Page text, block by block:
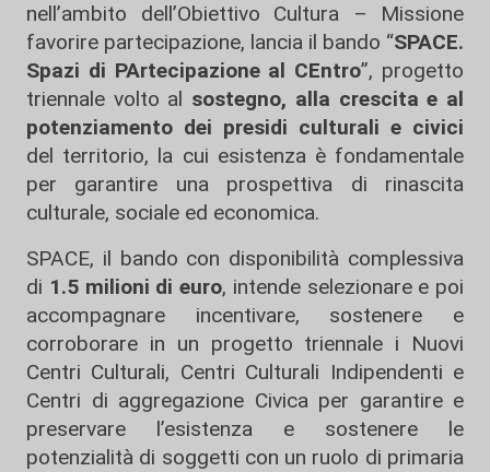
nell’ambito dell’Obiettivo Cultura – Missione
favorire partecipazione, lancia il bando “SPACE.
Spazi di PArtecipazione al CEntro”, progetto
triennale volto al sostegno, alla crescita e al
potenziamento dei presidi culturali e civici
del territorio, la cui esistenza è fondamentale
per garantire una prospettiva di rinascita
culturale, sociale ed economica.
SPACE, il bando con disponibilità complessiva
di 1.5 milioni di euro, intende selezionare e poi
accompagnare incentivare, sostenere e
corroborare in un progetto triennale i Nuovi
Centri Culturali, Centri Culturali Indipendenti e
Centri di aggregazione Civica per garantire e
preservare l’esistenza e sostenere le
potenzialità di soggetti con un ruolo di primaria